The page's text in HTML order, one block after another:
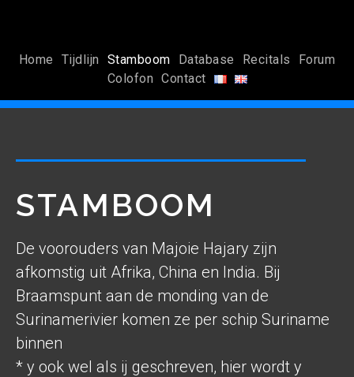
Home Tijdlijn Stamboom Database Recitals
Forum
Colofon Contact
STAMBOOM
De voorouders van Majoie Hajary zijn
afkomstig uit Afrika, China en India. Bij
Braamspunt aan de monding van de
Surinamerivier komen ze per schip Suriname
binnen
* y ook wel als ij geschreven, hier wordt y